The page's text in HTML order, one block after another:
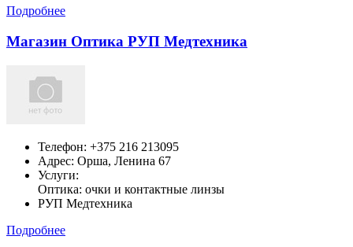
Подробнее
Магазин Оптика РУП Медтехника
Телефон: +375 216 213095
Адрес: Орша, Ленина 67
Услуги:
Оптика: очки и контактные линзы
РУП Медтехника
Подробнее